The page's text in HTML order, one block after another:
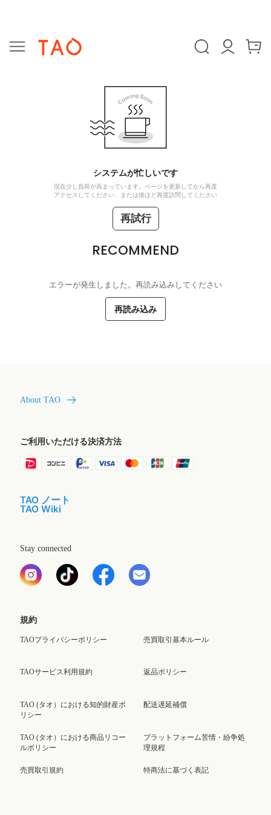
システムが忙しいです
現在少し負荷が高まっています。ページを更新してから再度
アクセスしてください、または後ほど再度訪問してください
再試行
RECOMMEND
エラーが発生しました。再読み込みしてください
再読み込み
About TAO
ご利用いただける決済方法
TAO ノート
TAO Wiki
Stay connected
規約
TAOプライバシーポリシー
TAOサービス利用規約
TAO (タオ）における知的財産ポ
リシー
TAO (タオ）における商品リコー
ルポリシー
売買取引規約
売買取引基本ルール
返品ポリシー
配送遅延補償
プラットフォーム苦情・紛争処
理規程
特商法に基づく表記